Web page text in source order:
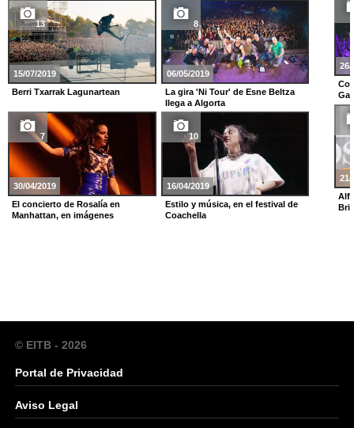
13
15/07/2019
Berri Txarrak Lagunartean
8
06/05/2019
La gira 'Ni Tour' de Esne Beltza
llega a Algorta
7
30/04/2019
El concierto de Rosalía en
Manhattan, en imágenes
10
16/04/2019
Estilo y música, en el festival de
Coachella
26/
21/
© EITB - 2026
Portal de Privacidad
Aviso Legal